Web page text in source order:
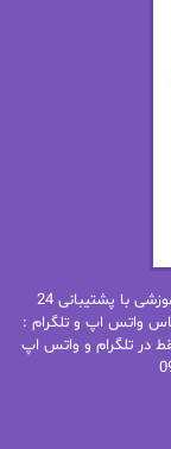
سایت اخودان مرجع کامل رمان و کتاب و فایل های آموزشی با پشتیبانی 24
واتس اپ و تلگرام :
میرزائی 09221706572 شماره پشتیبانی 2 فقط در تلگرام و واتس اپ